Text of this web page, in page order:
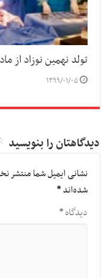
تولد نهمین نوزاد از
۱۳۹۹/۰۱/۰۵
دیدگاهتان را بنویسید
نشانی ایمیل شما منتشر
شده‌اند*
دیدگاه*